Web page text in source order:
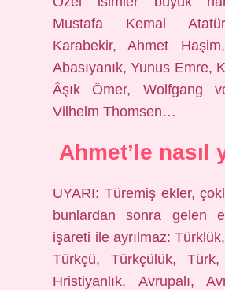
Mustafa Kemal
Karabekir, Ahmet
Abasıyanık, Yunus Emre,
Âşık Ömer, Wolfgang
Vilhelm Thomsen…
Ahmet’le nasıl
UYARI: Türemiş ekler,
bunlardan sonra gelen
işareti ile ayrılmaz:
Türkçü, Türkçülük, Türk,
Hristiyanlık, Avrupalı,